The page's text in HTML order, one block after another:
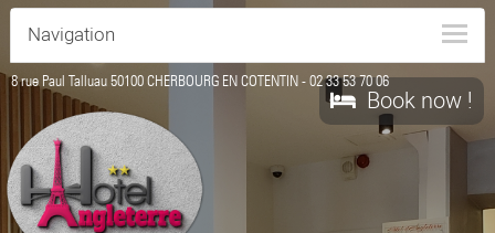
Book now !
8 rue Paul Talluau 50100 CHERBOURG EN COTENTIN -02 33 53 70 06
Navigation